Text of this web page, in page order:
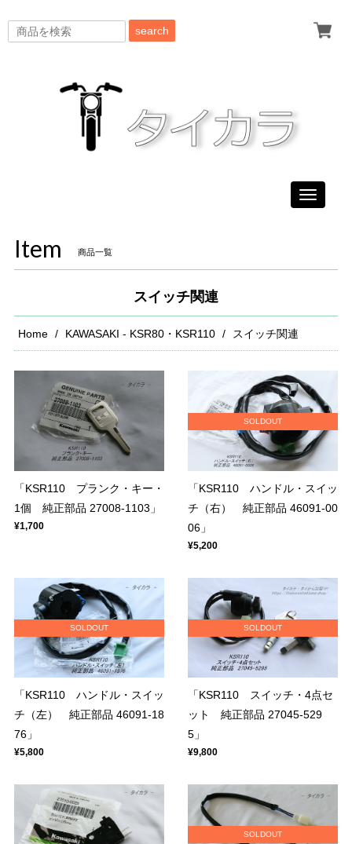
search
Toggle
Item 商品一覧
スイッチ関連
Home KAWASAKI - KSR80・KSR110 スイッチ関連
「KSR110 プランク・キー・
1個 純正部品 27008-1103」
¥1,700
SOLDOUT
「KSR110 ハンドル・スイッ
チ（右） 純正部品 46091-00
06」
¥5,200
SOLDOUT
「KSR110 ハンドル・スイッ
チ（左） 純正部品 46091-18
76」
¥5,800
SOLDOUT
「KSR110 スイッチ・4点セ
ット 純正部品 27045-529
5」
¥9,800
SOLDOUT